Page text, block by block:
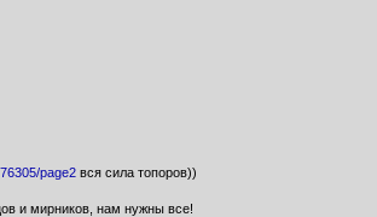
page2вся сила топоров))
и мирников, нам нужны все!